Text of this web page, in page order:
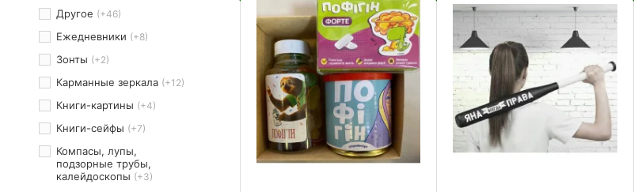
Другое (+46)
Ежедневники (+8)
Зонты (+2)
Карманные зеркала (+12)
Книги-картины (+4)
Книги-сейфы (+7)
Компасы, лупы,
подзорные трубы,
калейдоскопы (+3)